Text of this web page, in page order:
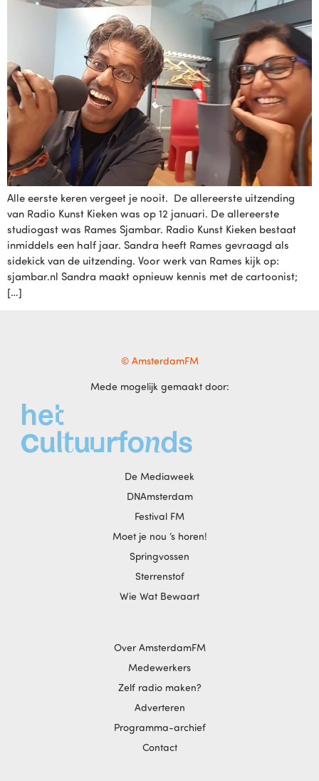
Alle eerste keren vergeet je nooit. De allereerste uitzending
van Radio Kunst Kieken was op 12 januari. De allereerste
studiogast was Rames Sjambar. Radio Kunst Kieken bestaat
inmiddels een half jaar. Sandra heeft Rames gevraagd als
sidekick van de uitzending. Voor werk van Rames kijk op:
sjambar.nl Sandra maakt opnieuw kennis met de cartoonist;
[…]
© AmsterdamFM
Mede mogelijk gemaakt door:
De Mediaweek
DNAmsterdam
Festival FM
Moet je nou ‘s horen!
Springvossen
Sterrenstof
Wie Wat Bewaart
Over AmsterdamFM
Medewerkers
Zelf radio maken?
Adverteren
Programma-archief
Contact